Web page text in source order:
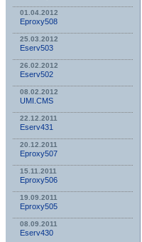
01.04.2012
Eproxy508
25.03.2012
Eserv503
26.02.2012
Eserv502
08.02.2012
UMI.CMS
22.12.2011
Eserv431
20.12.2011
Eproxy507
15.11.2011
Eproxy506
19.09.2011
Eproxy505
08.09.2011
Eserv430